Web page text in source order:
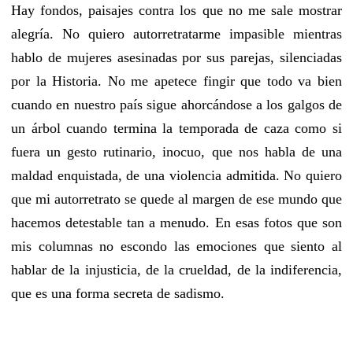
Hay fondos, paisajes contra los que no me sale mostrar
alegría. No quiero autorretratarme impasible mientras
hablo de mujeres asesinadas por sus parejas, silenciadas
por la Historia. No me apetece fingir que todo va bien
cuando en nuestro país sigue ahorcándose a los galgos de
un árbol cuando termina la temporada de caza como si
fuera un gesto rutinario, inocuo, que nos habla de una
maldad enquistada, de una violencia admitida. No quiero
que mi autorretrato se quede al margen de ese mundo que
hacemos detestable tan a menudo. En esas fotos que son
mis columnas no escondo las emociones que siento al
hablar de la injusticia, de la crueldad, de la indiferencia,
que es una forma secreta de sadismo.